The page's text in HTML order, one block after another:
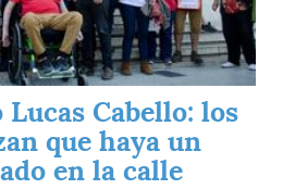
Lucas Cabello: los
que haya un
en la calle